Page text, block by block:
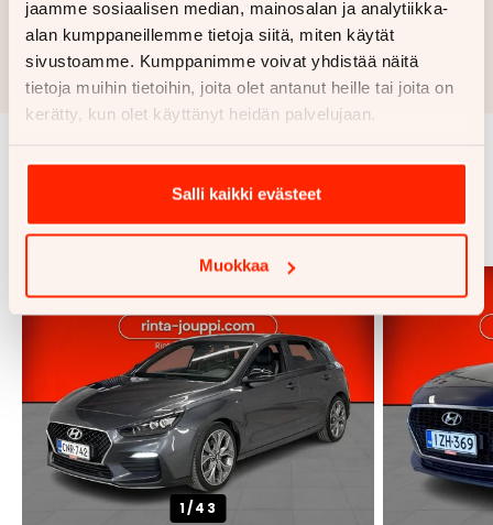
jaamme sosiaalisen median, mainosalan ja analytiikka-
alan kumppaneillemme tietoja siitä, miten käytät
sivustoamme. Kumppanimme voivat yhdistää näitä
tietoja muihin tietoihin, joita olet antanut heille tai joita on
kerätty, kun olet käyttänyt heidän palvelujaan.
Salli kaikki evästeet
Muokkaa
Hae rahoitustarjous
Rahoituslaskelma on suuntaa antava ja edellyttää hyväksytyn
luottopäätöksen ja kaskovakuutuksen.
Samankaltaisia ajoneuvoja
Katso kaikki
1/43